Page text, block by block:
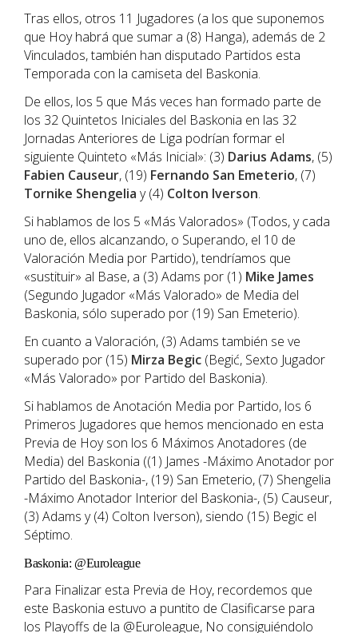
Tras ellos, otros 11 Jugadores (a los que suponemos
que Hoy habrá que sumar a (8) Hanga), además de 2
Vinculados, también han disputado Partidos esta
Temporada con la camiseta del Baskonia.
De ellos, los 5 que Más veces han formado parte de
los 32 Quintetos Iniciales del Baskonia en las 32
Jornadas Anteriores de Liga podrían formar el
siguiente Quinteto «Más Inicial»: (3) Darius Adams, (5)
Fabien Causeur, (19) Fernando San Emeterio, (7)
Tornike Shengelia y (4) Colton Iverson.
Si hablamos de los 5 «Más Valorados» (Todos, y cada
uno de, ellos alcanzando, o Superando, el 10 de
Valoración Media por Partido), tendríamos que
«sustituir» al Base, a (3) Adams por (1) Mike James
(Segundo Jugador «Más Valorado» de Media del
Baskonia, sólo superado por (19) San Emeterio).
En cuanto a Valoración, (3) Adams también se ve
superado por (15) Mirza Begic (Begić, Sexto Jugador
«Más Valorado» por Partido del Baskonia).
Si hablamos de Anotación Media por Partido, los 6
Primeros Jugadores que hemos mencionado en esta
Previa de Hoy son los 6 Máximos Anotadores (de
Media) del Baskonia ((1) James -Máximo Anotador por
Partido del Baskonia-, (19) San Emeterio, (7) Shengelia
-Máximo Anotador Interior del Baskonia-, (5) Causeur,
(3) Adams y (4) Colton Iverson), siendo (15) Begic el
Séptimo.
Baskonia: @Euroleague
Para Finalizar esta Previa de Hoy, recordemos que
este Baskonia estuvo a puntito de Clasificarse para
los Playoffs de la @Euroleague, No consiguiéndolo